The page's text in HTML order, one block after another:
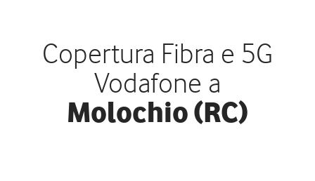
Copertura Fibra e 5G
Vodafone a
Molochio (RC)